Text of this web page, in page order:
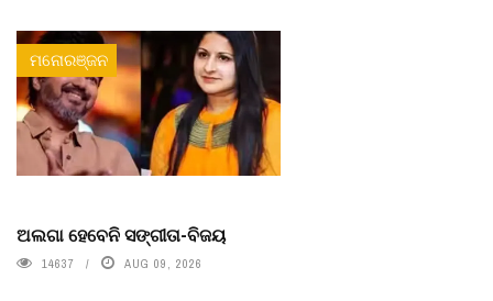
ମନୋରଞ୍ଜନ
ଅଲଗା ହେବେନି ସଙ୍ଗୀତା-ବିଜୟ
14637 AUG 09, 2026